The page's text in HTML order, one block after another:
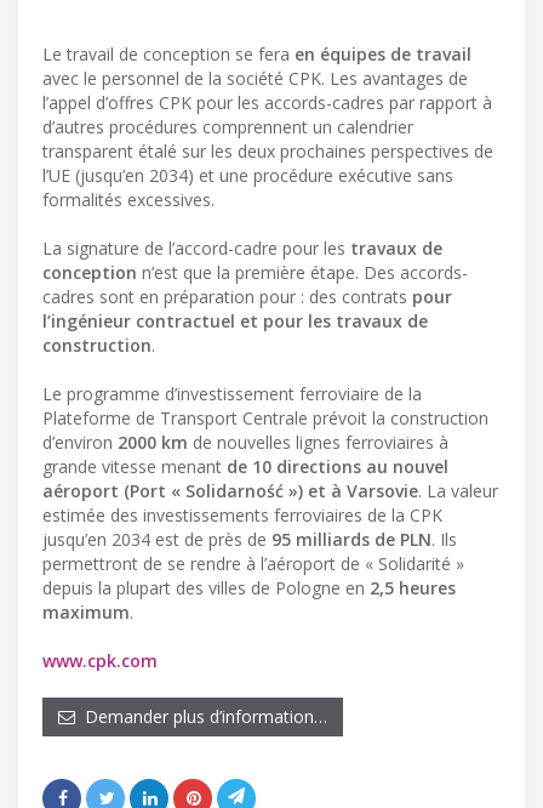
Le travail de conception se fera en équipes de travail
avec le personnel de la société CPK. Les avantages de
l’appel d’offres CPK pour les accords-cadres par rapport à
d’autres procédures comprennent un calendrier
transparent étalé sur les deux prochaines perspectives de
l’UE (jusqu’en 2034) et une procédure exécutive sans
formalités excessives.
La signature de l’accord-cadre pour les travaux de
conception n’est que la première étape. Des accords-
cadres sont en préparation pour : des contrats pour
l’ingénieur contractuel et pour les travaux de
construction.
Le programme d’investissement ferroviaire de la
Plateforme de Transport Centrale prévoit la construction
d’environ 2000 km de nouvelles lignes ferroviaires à
grande vitesse menant de 10 directions au nouvel
aéroport (Port « Solidarność ») et à Varsovie. La valeur
estimée des investissements ferroviaires de la CPK
jusqu’en 2034 est de près de 95 milliards de PLN. Ils
permettront de se rendre à l’aéroport de « Solidarité »
depuis la plupart des villes de Pologne en 2,5 heures
maximum.
www.cpk.com
Demander plus d’information…